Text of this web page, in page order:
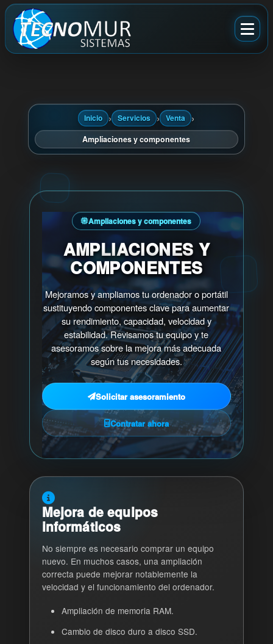
Inicio › Servicios › Venta ›
Ampliaciones y componentes
Ampliaciones y componentes
AMPLIACIONES Y
COMPONENTES
Mejoramos y ampliamos tu ordenador o portátil
sustituyendo componentes clave para aumentar
su rendimiento, capacidad, velocidad y
estabilidad. Revisamos tu equipo y te
asesoramos sobre la mejora más adecuada
según tus necesidades.
Solicitar asesoramiento
Contratar ahora
Mejora de equipos
informáticos
No siempre es necesario comprar un equipo
nuevo. En muchos casos, una ampliación
correcta puede mejorar notablemente la
velocidad y el funcionamiento del ordenador.
Ampliación de memoria RAM.
Cambio de disco duro a disco SSD.
Nuevo portal
Antiguo portal